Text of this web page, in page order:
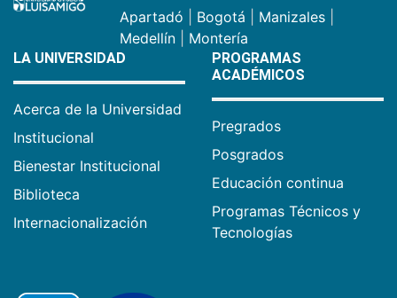
Apartadó Bogotá Manizales
Medellín
Montería
LA UNIVERSIDAD
Acerca de la Universidad
Institucional
Bienestar Institucional
Biblioteca
Internacionalización
PROGRAMAS
ACADÉMICOS
Pregrados
Posgrados
Educación continua
Programas Técnicos y
Tecnologías